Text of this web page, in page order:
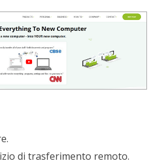
di trasferimento remoto.